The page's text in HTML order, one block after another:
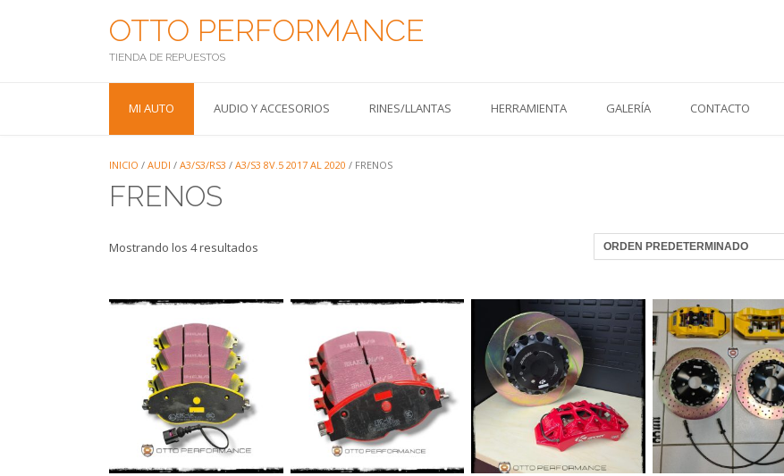
OTTO PERFORMANCE
TIENDA DE REPUESTOS
MI AUTO AUDIO Y ACCESORIOS RINES/LLANTAS HERRAMIENTA GALERÍA CONTACTO
INICIO / AUDI / A3/S3/RS3 / A3/S3 8V.5 2017 AL 2020 / FRENOS
FRENOS
Mostrando los 4 resultados